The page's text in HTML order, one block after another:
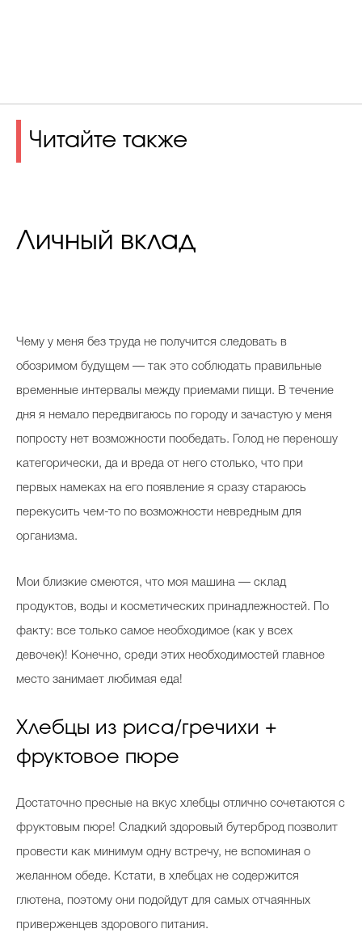
Читайте также
Личный вклад
Чему у меня без труда не получится следовать в
обозримом будущем — так это соблюдать правильные
временные интервалы между приемами пищи. В течение
дня я немало передвигаюсь по городу и зачастую у меня
попросту нет возможности пообедать. Голод не переношу
категорически, да и вреда от него столько, что при
первых намеках на его появление я сразу стараюсь
перекусить чем-то по возможности невредным для
организма.
Мои близкие смеются, что моя машина — склад
продуктов, воды и косметических принадлежностей. По
факту: все только самое необходимое (как у всех
девочек)! Конечно, среди этих необходимостей главное
место занимает любимая еда!
Хлебцы из риса/гречихи +
фруктовое пюре
Достаточно пресные на вкус хлебцы отлично сочетаются с
фруктовым пюре! Сладкий здоровый бутерброд позволит
провести как минимум одну встречу, не вспоминая о
желанном обеде. Кстати, в хлебцах не содержится
глютена, поэтому они подойдут для самых отчаянных
приверженцев здорового питания.